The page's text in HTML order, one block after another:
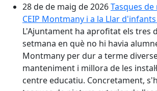
28 de de maig de 2026Tasques
CEIP Montmany i a la Llar
L'Ajuntament ha aprofitat els tres
setmana en què no hi havia
Montmany per dur a terme
manteniment i millora de les
centre educatiu. Concretament,